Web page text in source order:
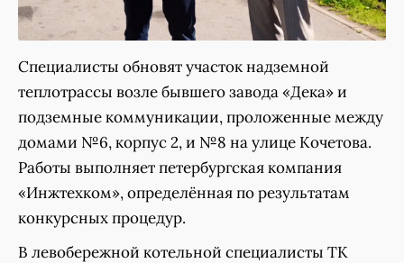
Специалисты обновят участок надземной
теплотрассы возле бывшего завода «Дека» и
подземные коммуникации, проложенные между
домами №6, корпус 2, и №8 на улице Кочетова.
Работы выполняет петербургская компания
«Инжтехком», определённая по результатам
конкурсных процедур.
В левобережной котельной специалисты ТК